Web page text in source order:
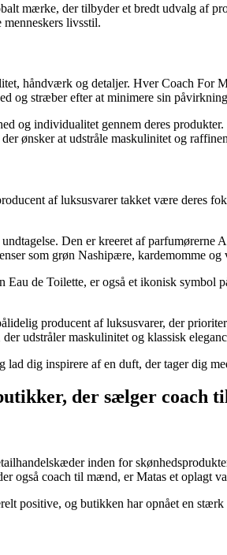
mærke, der tilbyder et bredt udvalg af
livsstil.
håndværk og detaljer. Hver Coach For
og stræber efter at minimere sin
og individualitet gennem deres
ønsker at udstråle maskulinitet og
af luksusvarer takket være deres
Den er kreeret af
som grøn Nashipære, kardemomme
de Toilette, er også et ikonisk
producent af luksusvarer, der
udstråler maskulinitet og klassisk
dig inspirere af en duft, der tager dig
der sælger coach
inden for
også coach til mænd, er Matas et oplagt
positive, og butikken har opnået en